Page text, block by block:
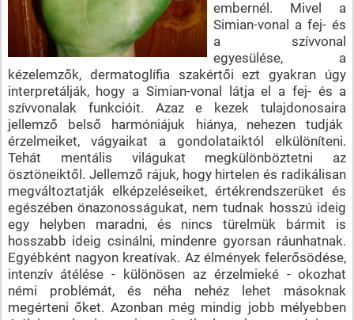
embernél. Mivel a
Simian-vonal a fej- és
a szívvonal
egyesülése, a
kézelemzők, dermatoglífia szakértői ezt gyakran úgy
interpretálják, hogy a Simian-vonal látja el a fej- és a
szívvonalak funkcióit. Azaz e kezek tulajdonosaira
jellemző belső harmóniájuk hiánya, nehezen tudják
érzelmeiket, vágyaikat a gondolataiktól elkülöníteni.
Tehát mentális világukat megkülönböztetni az
ösztöneiktől. Jellemző rájuk, hogy hirtelen és radikálisan
megváltoztatják elképzeléseiket, értékrendszerüket és
egészében önazonosságukat, nem tudnak hosszú ideig
egy helyben maradni, és nincs türelmük bármit is
hosszabb ideig csinálni, mindenre gyorsan ráunhatnak.
Egyébként nagyon kreatívak. Az élmények felerősödése,
intenzív átélése - különösen az érzelmieké - okozhat
némi problémát, és néha nehéz lehet másoknak
megérteni őket. Azonban még mindig jobb mélyebben